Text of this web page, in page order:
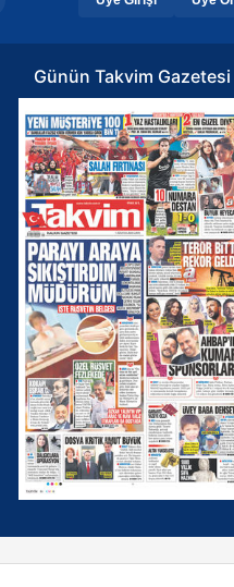
Günün Takvim Gazetesi